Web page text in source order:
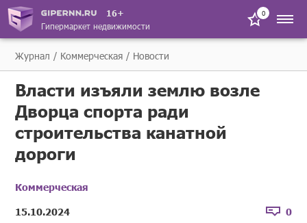
16+
Гипермаркет недвижимости
0
Журнал Коммерческая Новости
Власти изъяли землю возле
Дворца спорта ради
строительства канатной
дороги
Коммерческая
15.10.2024
0